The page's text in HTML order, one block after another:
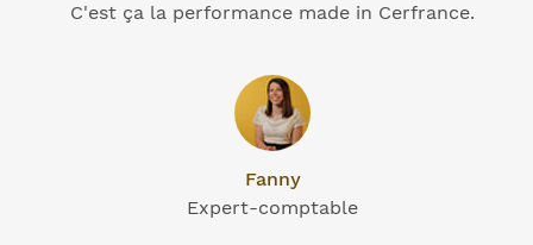
C'est ça la performance made in Cerfrance.
Fanny
Expert-comptable